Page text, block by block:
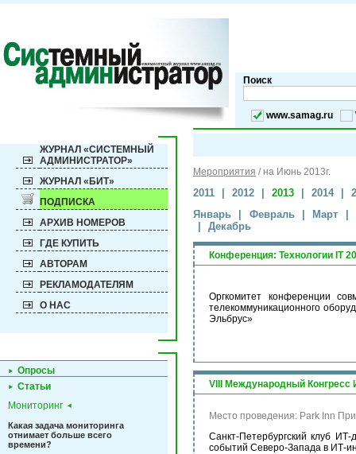
Поиск
www.samag.ru
ЖУРНАЛ «СИСТЕМНЫЙ
АДМИНИСТРАТОР»
ЖУРНАЛ «БИТ»
ПОДПИСКА
АРХИВ НОМЕРОВ
ГДЕ КУПИТЬ
АВТОРАМ
РЕКЛАМОДАТЕЛЯМ
О НАС
Опросы
Статьи
Мониторинг
Какая задача мониторинга
отнимает больше всего
времени?
Мероприятия / на Июнь 2013г.
2011 2012 2013 2014
Январь
Февраль Март
Декабрь
Конференция: Технологии IT
Оргкомитет конференции
телекоммуникационного
Эльбрус»
VIII Международный Конгресс
Место проведения: Park Inn
Санкт-Петербургский клуб
событий Северо-Запада в ИТ-